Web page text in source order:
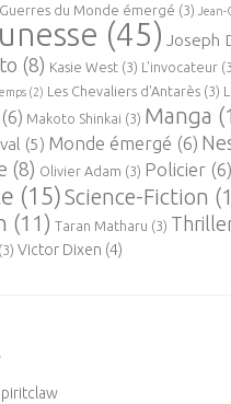
Guerres du Monde émergé (3)
(45) Joseph
(8) Kasie West (3) L'invocateur
(2) Les Chevaliers d'Antarès (3)
(6) Makoto Shinkai (3) Manga
(5) Monde émergé (6)
(8) Olivier Adam (3) Policier (6)
(15)Science-Fiction
(11) Taran Matharu (3)
(3) Victor Dixen (4)